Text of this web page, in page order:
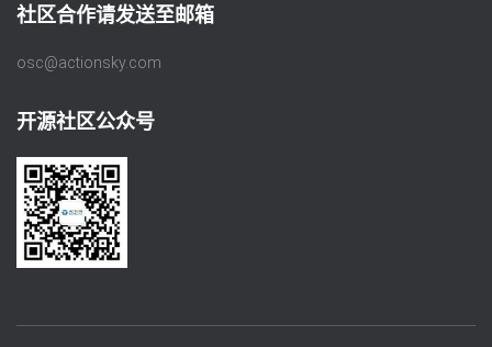
社区合作请发送至邮箱
osc@actionsky.com
开源社区公众号